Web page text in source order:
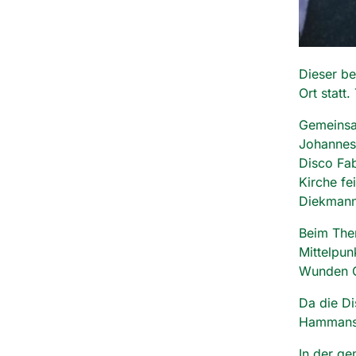
Dieser
Ort statt.
Disco
Kirche
Beim
Wunden
Da die